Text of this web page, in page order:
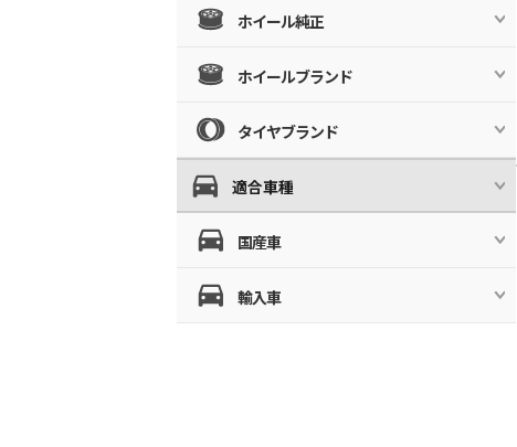
ホイール純正
ホイールブランド
タイヤブランド
適合車種
国産車
輸入車